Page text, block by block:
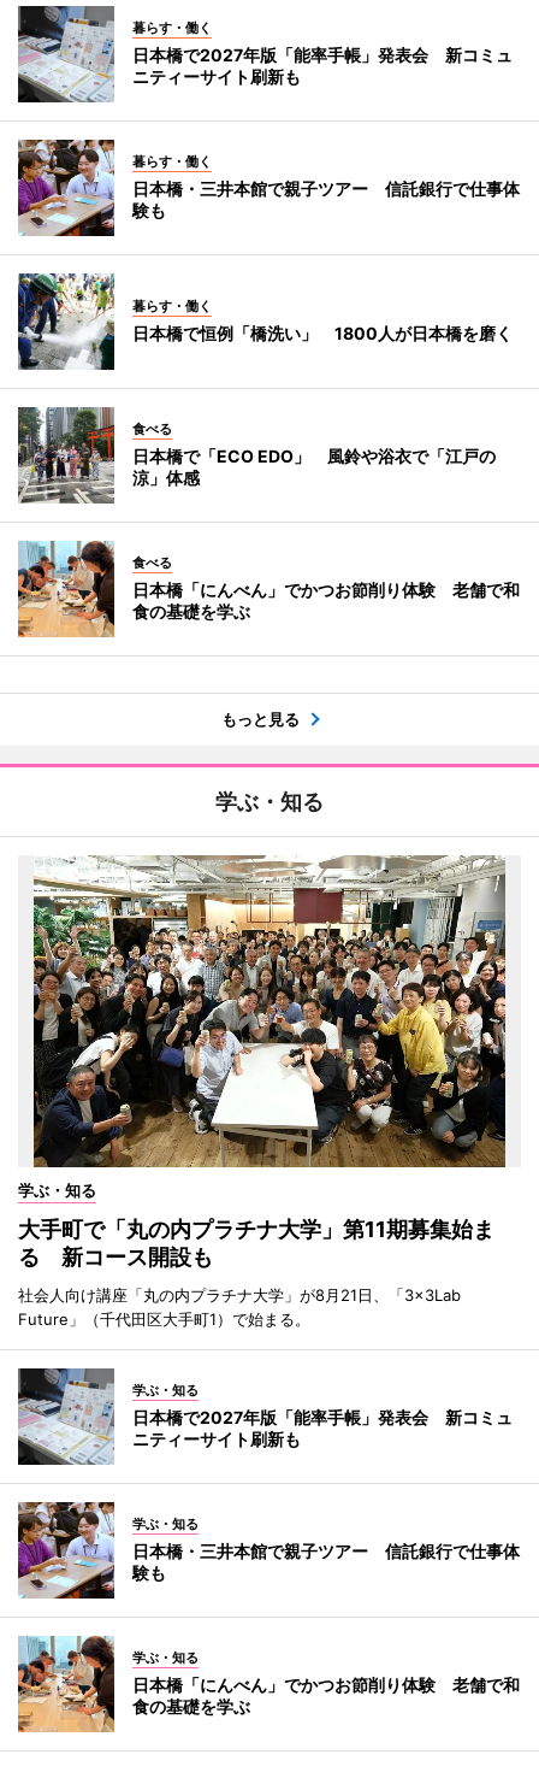
暮らす・働く
日本橋で2027年版「能率手帳」発表会 新コミュ
ニティーサイト刷新も
暮らす・働く
日本橋・三井本館で親子ツアー 信託銀行で仕事体
験も
暮らす・働く
日本橋で恒例「橋洗い」 1800人が日本橋を磨く
食べる
日本橋で「ECO EDO」 風鈴や浴衣で「江戸の
涼」体感
食べる
日本橋「にんべん」でかつお節削り体験 老舗で和
食の基礎を学ぶ
もっと見る
学ぶ・知る
学ぶ・知る
大手町で「丸の内プラチナ大学」第11期募集始ま
る 新コース開設も
社会人向け講座「丸の内プラチナ大学」が8月21日、「3×3Lab
Future」（千代田区大手町1）で始まる。
学ぶ・知る
日本橋で2027年版「能率手帳」発表会 新コミュ
ニティーサイト刷新も
学ぶ・知る
日本橋・三井本館で親子ツアー 信託銀行で仕事体
験も
学ぶ・知る
日本橋「にんべん」でかつお節削り体験 老舗で和
食の基礎を学ぶ